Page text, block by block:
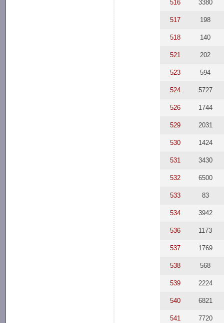
516 3380
517 198
518 140
521 202
523 594
524 5727
526 1744
529 2031
530 1424
531 3430
532 6500
533 83
534 3942
536 1173
537 1769
538 568
539 2224
540 6821
541 7720